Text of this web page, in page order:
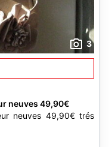
3
neuves 49,90€
neuves 49,90€ trés